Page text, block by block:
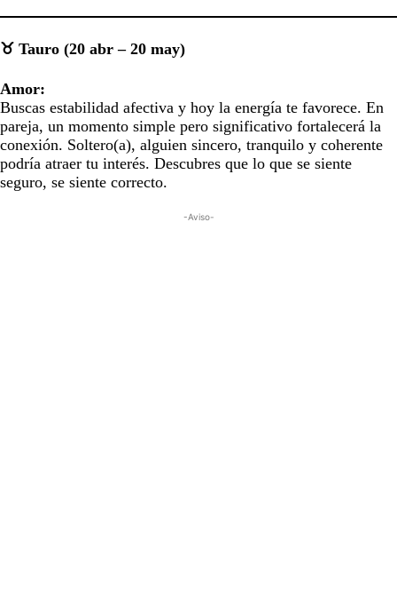
♉ Tauro (20 abr – 20 may)
Amor:
Buscas estabilidad afectiva y hoy la energía te favorece. En
pareja, un momento simple pero significativo fortalecerá la
conexión. Soltero(a), alguien sincero, tranquilo y coherente
podría atraer tu interés. Descubres que lo que se siente
seguro, se siente correcto.
-Aviso-